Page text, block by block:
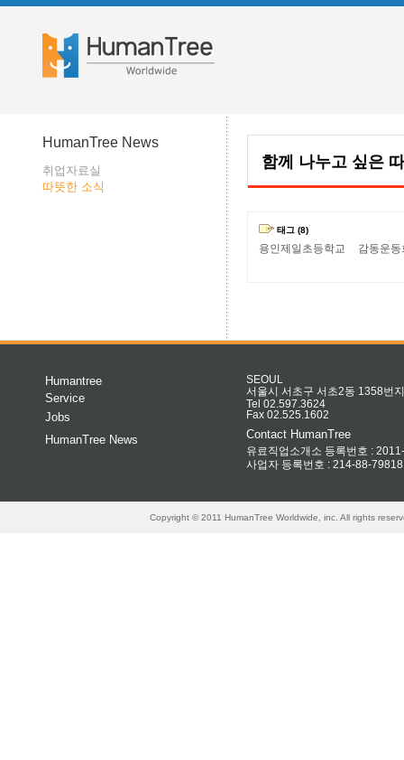
HumanTree News
취업자료실
따뜻한 소식
함께 나누고 싶은
태그 (8)
용인제일초등학교 감동운동
Humantree
Service
Jobs
HumanTree News
SEOUL
서울시 서초구 서초2동 1358번
Tel 02.597.3624
Fax 02.525.1602
Contact HumanTree
유료직업소개소 등록번호 :
사업자 등록번호 : 214-88-79818
Copyright © 2011 HumanTree Worldwide, inc. All rights